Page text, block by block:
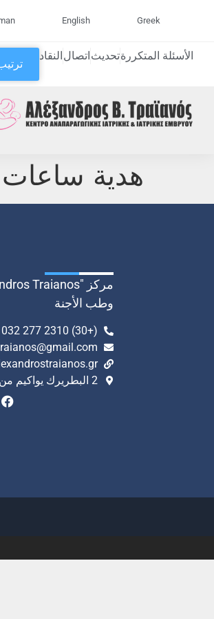
Greek
English
الأسئلة المتكررةتحديثاتصالالنقاد
هدية ساعات
وطب الأجنة
(+30) 2310 277 032
2 البطريرك يواكيم من تسالونيكي